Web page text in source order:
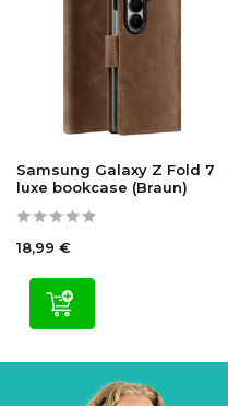
Samsung Galaxy Z Fold 7
luxe bookcase (Braun)
18,99 €